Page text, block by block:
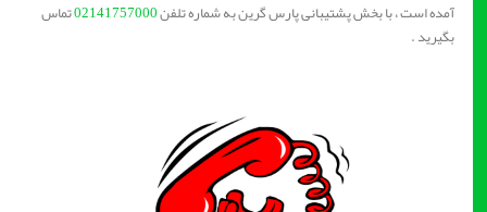
آمده است ، با بخش پشتیبانی پارس گرین به شماره تلفن02141757000تماس
بگیرید .